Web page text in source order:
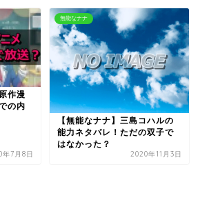
作漫
の内
年7月8日
無能なナナ
【無能なナナ】三島コハルの
能力ネタバレ！ただの双子で
はなかった？
2020年11月3日